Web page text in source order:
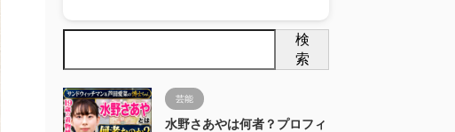
検
索
芸能
水野さあやは何者？プロフィ